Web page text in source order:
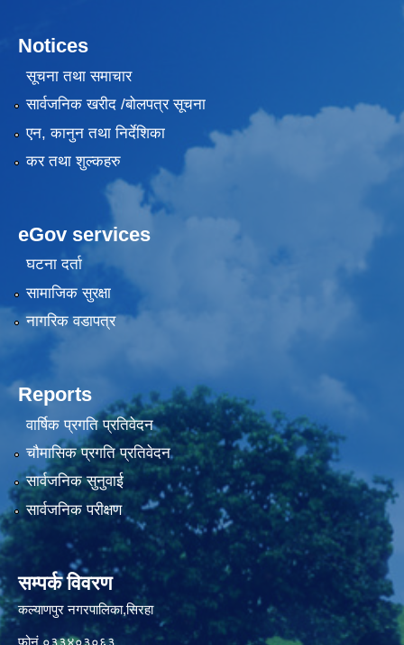
Notices
सूचना तथा समाचार
सार्वजनिक खरीद /बोलपत्र सूचना
एन, कानुन तथा निर्देशिका
कर तथा शुल्कहरु
eGov services
घटना दर्ता
सामाजिक सुरक्षा
नागरिक वडापत्र
Reports
वार्षिक प्रगति प्रतिवेदन
चौमासिक प्रगति प्रतिवेदन
सार्वजनिक सुनुवाई
सार्वजनिक परीक्षण
सम्पर्क विवरण
कल्याणपुर नगरपालिका,सिरहा
फोनं.०३३४०३०६३